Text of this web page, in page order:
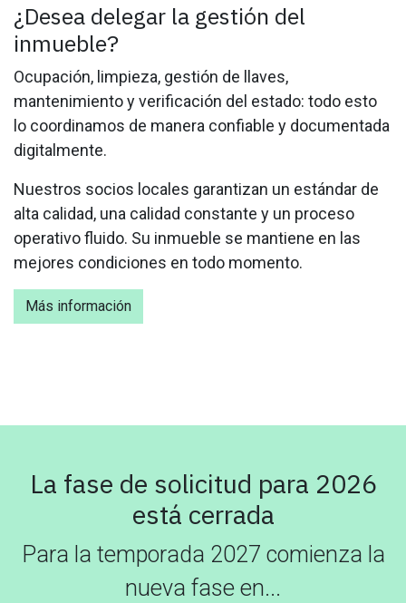
¿Desea delegar la gestión del
inmueble?
Ocupación, limpieza, gestión de llaves,
mantenimiento y verificación del estado: todo esto
lo coordinamos de manera confiable y documentada
digitalmente.
Nuestros socios locales garantizan un estándar de
alta calidad, una calidad constante y un proceso
operativo fluido. Su inmueble se mantiene en las
mejores condiciones en todo momento.
Más información
La fase de solicitud para 2026
está cerrada
Para la temporada 2027 comienza la
nueva fase en...